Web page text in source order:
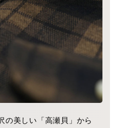
の美しい「高瀬貝」から